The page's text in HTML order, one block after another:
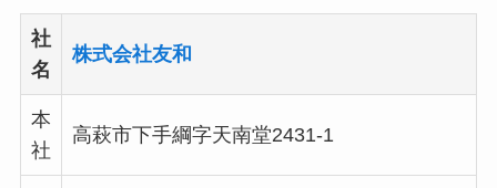
社
名
株式会社友和
本
社
高萩市下手綱字天南堂2431-1